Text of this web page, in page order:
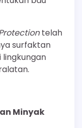
telah
surfaktan
Minyak